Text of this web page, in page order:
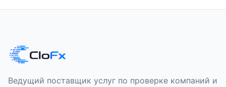
Ведущий поставщик услуг по проверке компаний и